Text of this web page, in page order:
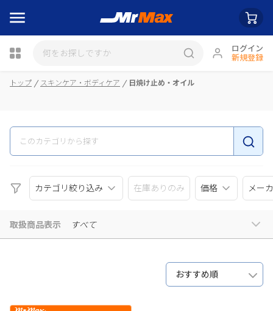
ログイン
新規登録
瓶詰
トップ スキンケア・ボディケア 日焼け止め・オイル
カテゴリ絞り込み 在庫ありのみ 価格 メー
取扱商品表示 すべて
おすすめ順